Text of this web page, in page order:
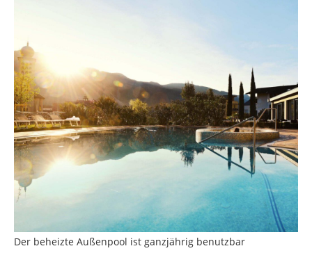
Der beheizte Außenpool ist ganzjährig benutzbar